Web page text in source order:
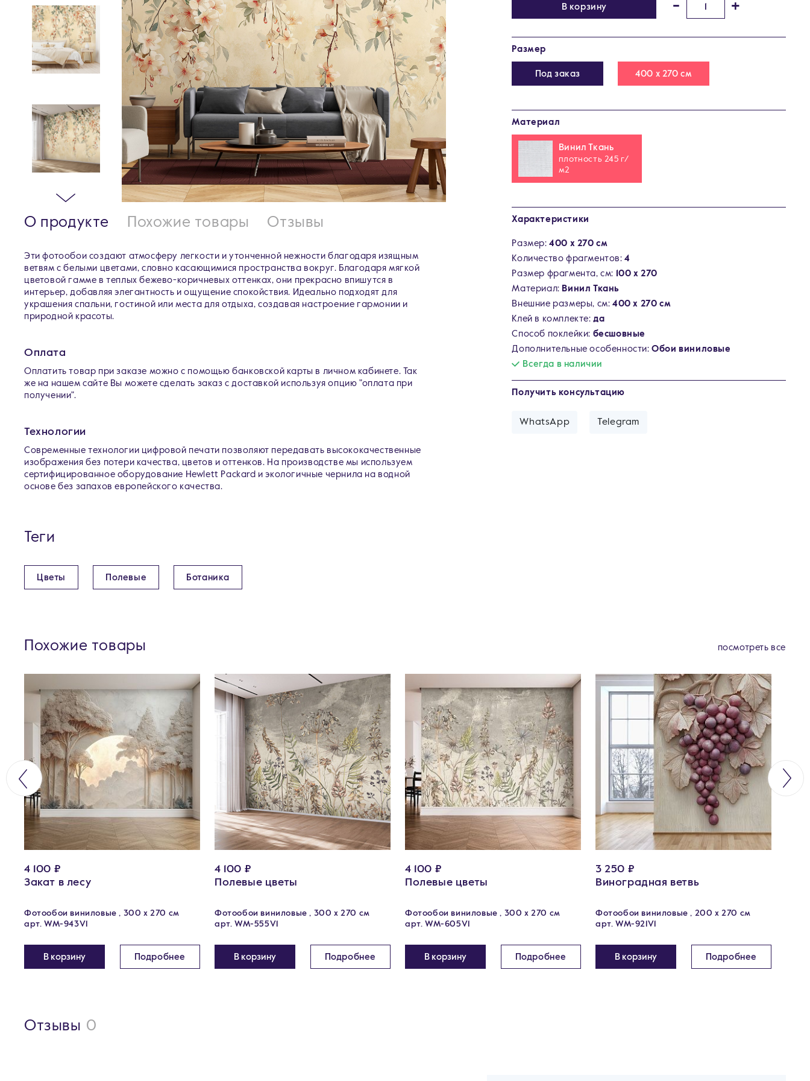
О продукте Похожие товары Отзывы
Эти фотообои создают атмосферу легкости и утонченной нежности благодаря изящным
ветвям с белыми цветами, словно касающимися пространства вокруг. Благодаря мягкой
цветовой гамме в теплых бежево-коричневых оттенках, они прекрасно впишутся в
интерьер, добавляя элегантность и ощущение спокойствия. Идеально подходят для
украшения спальни, гостиной или места для отдыха, создавая настроение гармонии и
природной красоты.
Оплата
Оплатить товар при заказе можно с помощью банковской карты в личном кабинете. Так
же на нашем сайте Вы можете сделать заказ с доставкой используя опцию "оплата при
получении".
Технологии
Современные технологии цифровой печати позволяют передавать высококачественные
изображения без потери качества, цветов и оттенков. На производстве мы используем
сертифицированное оборудование Hewlett Packard и экологичные чернила на водной
основе без запахов европейского качества.
В корзину - +
Размер
Под заказ 400 х 270 см
Материал
Винил Ткань
плотность 245 г/
м2
Характеристики
Размер:400 х 270 см
Количество фрагментов:4
Размер фрагмента, см: 100 х 270
Материал: Винил Ткань
Внешние размеры, см: 400 х 270 см
Клей в комплекте:да
Способ поклейки: бесшовные
Дополнительные особенности:Обои виниловые
Всегда в наличии
Получить консультацию
WhatsApp Telegram
Теги
Цветы Полевые Ботаника
Похожие товары посмотреть все
4 100 ₽
Закат в лесу
Фотообои виниловые , 300 х 270 см
арт. WM-943V1
В корзину Подробнее
4 100 ₽
Полевые цветы
Фотообои виниловые , 300 х 270 см
арт. WM-555V1
В корзину Подробнее
4 100 ₽
Полевые цветы
Фотообои виниловые , 300 х 270 см
арт. WM-605V1
В корзину Подробнее
3 250 ₽
Виноградная ветвь
Фотообои виниловые , 200 х 270 см
арт. WM-921V1
В корзину Подробнее
Отзывы 0